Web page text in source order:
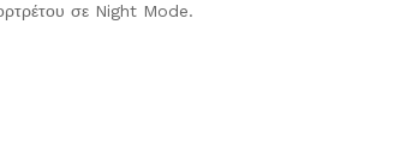
σε Night Mode.